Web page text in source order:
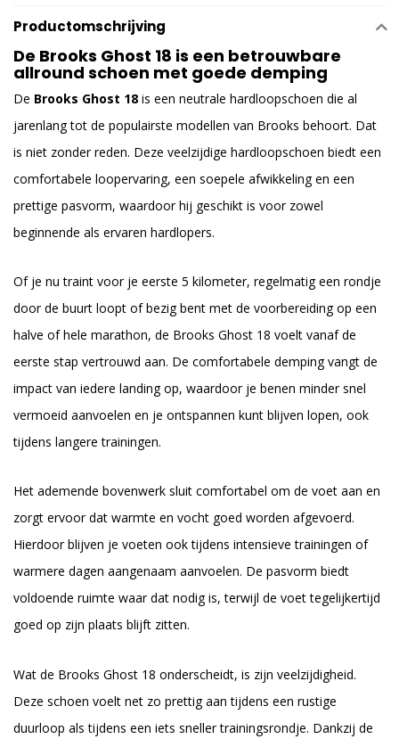
Productomschrijving
De Brooks Ghost 18 is een betrouwbare
allround schoen met goede demping
De Brooks Ghost 18 is een neutrale hardloopschoen die al
jarenlang tot de populairste modellen van Brooks behoort. Dat
is niet zonder reden. Deze veelzijdige hardloopschoen biedt een
comfortabele loopervaring, een soepele afwikkeling en een
prettige pasvorm, waardoor hij geschikt is voor zowel
beginnende als ervaren hardlopers.
Of je nu traint voor je eerste 5 kilometer, regelmatig een rondje
door de buurt loopt of bezig bent met de voorbereiding op een
halve of hele marathon, de Brooks Ghost 18 voelt vanaf de
eerste stap vertrouwd aan. De comfortabele demping vangt de
impact van iedere landing op, waardoor je benen minder snel
vermoeid aanvoelen en je ontspannen kunt blijven lopen, ook
tijdens langere trainingen.
Het ademende bovenwerk sluit comfortabel om de voet aan en
zorgt ervoor dat warmte en vocht goed worden afgevoerd.
Hierdoor blijven je voeten ook tijdens intensieve trainingen of
warmere dagen aangenaam aanvoelen. De pasvorm biedt
voldoende ruimte waar dat nodig is, terwijl de voet tegelijkertijd
goed op zijn plaats blijft zitten.
Wat de Brooks Ghost 18 onderscheidt, is zijn veelzijdigheid.
Deze schoen voelt net zo prettig aan tijdens een rustige
duurloop als tijdens een iets sneller trainingsrondje. Dankzij de